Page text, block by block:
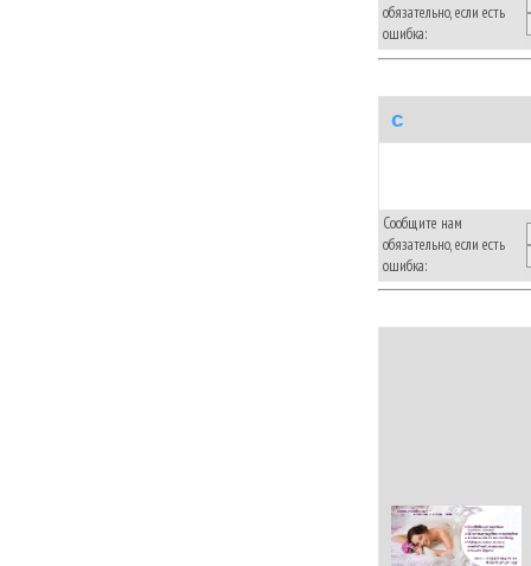
обязательно, если есть
ошибка:
c
Сообщите нам
обязательно, если есть
ошибка: